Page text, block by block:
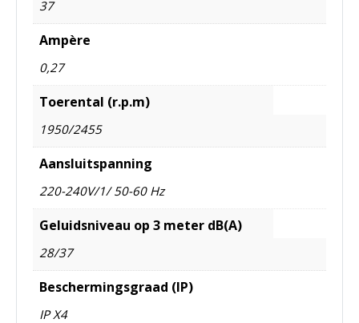
37
Ampère
0,27
Toerental (r.p.m)
1950/2455
Aansluitspanning
220-240V/1/ 50-60 Hz
Geluidsniveau op 3 meter dB(A)
28/37
Beschermingsgraad (IP)
IP X4